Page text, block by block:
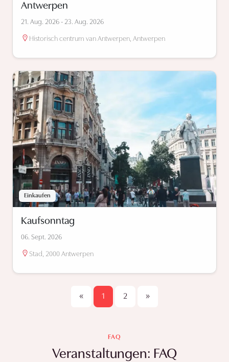
Antwerpen
21. Aug. 2026 - 23. Aug. 2026
Historisch centrum van Antwerpen, Antwerpen
Einkaufen
Kaufsonntag
06. Sept. 2026
Stad, 2000 Antwerpen
« 1 2 »
FAQ
Veranstaltungen: FAQ